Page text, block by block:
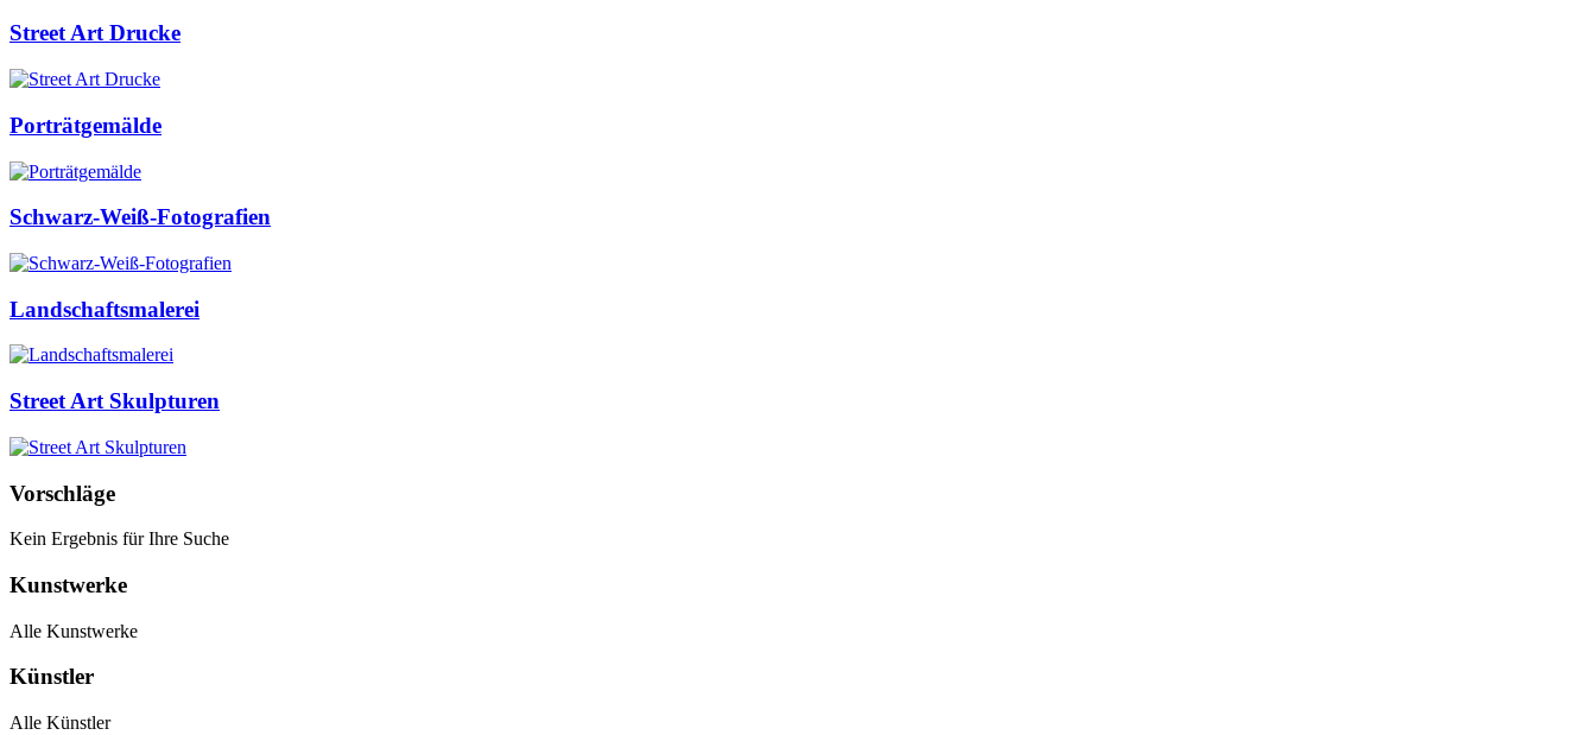
Street Art Drucke
Porträtgemälde
Schwarz-Weiß-Fotografien
Landschaftsmalerei
Street Art Skulpturen
Vorschläge
Kein Ergebnis für Ihre Suche
Kunstwerke
Alle Kunstwerke
Künstler
Alle Künstler